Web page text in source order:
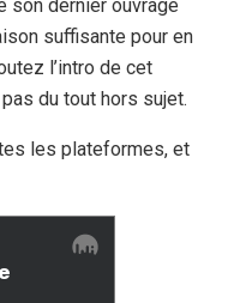
son dernier ouvrage
suffisante pour en
l’intro de cet
du tout hors sujet.
les plateformes, et